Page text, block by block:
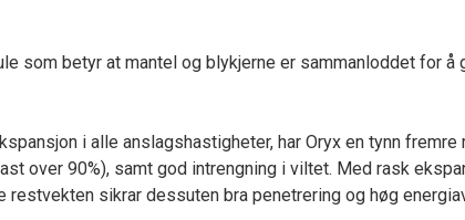
som betyr at mantel og blykjerne er sammanloddet
i alle anslagshastigheter, har Oryx en tynn
over 90%), samt god intrengning i viltet. Med rask
restvekten sikrar dessuten bra penetrering og høg